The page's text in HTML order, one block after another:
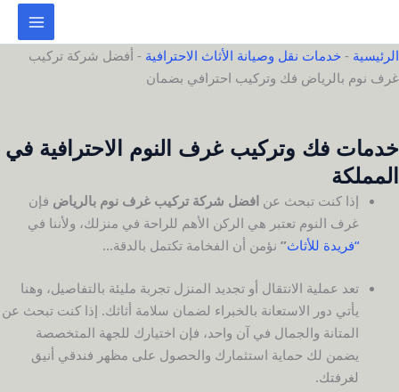
المحتوى
الرئيسية - خدمات نقل وصيانة الأثاث الاحترافية - أفضل شركة تركيب
غرف نوم بالرياض فك وتركيب احترافي بضمان
خدمات فك وتركيب غرف النوم الاحترافية في
المملكة
إذا كنت تبحث عن افضل شركة تركيب غرف نوم بالرياض فإن
غرف النوم تعتبر هي الركن الأهم للراحة في منزلك، ولأننا في
“فريدة للأثاث” نؤمن أن الفخامة تكتمل بالدقة…
تعد عملية الانتقال أو تجديد المنزل تجربة مليئة بالتفاصيل، وهنا
يأتي دور الاستعانة بالخبراء لضمان سلامة أثاثك. إذا كنت تبحث عن
المتانة والجمال في آن واحد، فإن اختيارك للجهة المتخصصة
يضمن لك حماية استثمارك والحصول على مظهر فندقي أنيق
لغرفتك.